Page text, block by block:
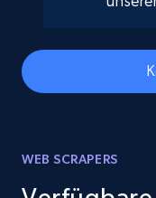
WEB SCRAPERS